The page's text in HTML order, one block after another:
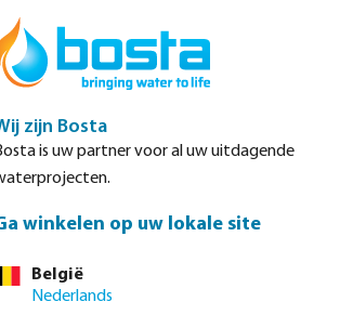
Nippel RVS 316 1/8"
16bar
overslaan
zijn Bosta
is uw partner voor al uw uitdagende
winkelen op uw lokale site
België
Nederlands